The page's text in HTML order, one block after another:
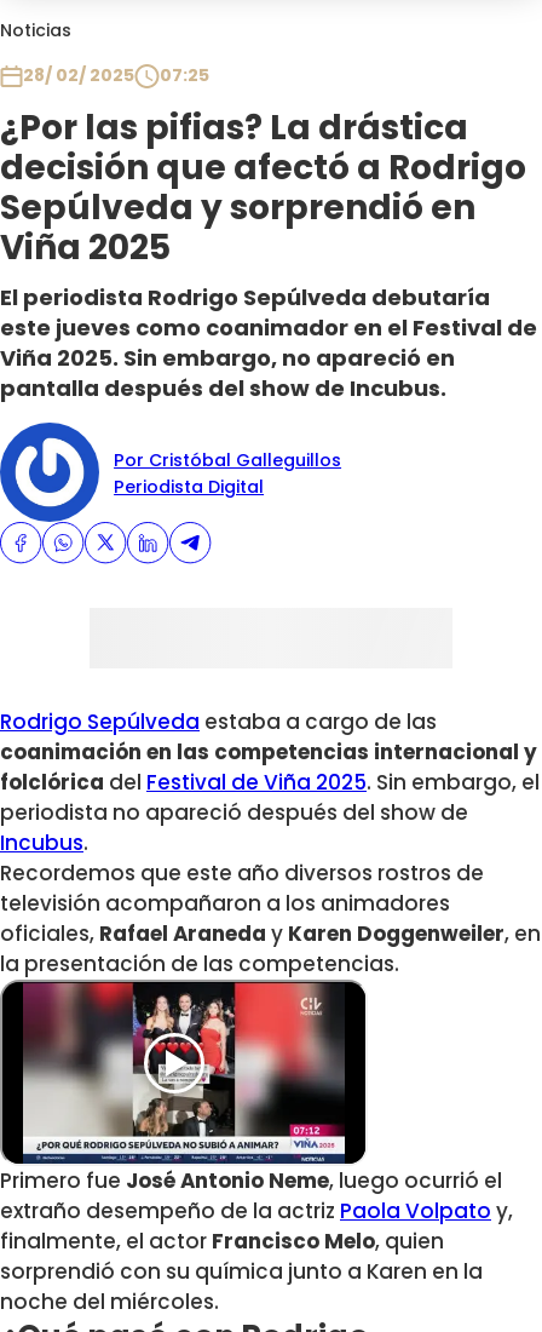
Noticias
28/ 02/ 2025
07:25
¿Por las pifias? La drástica
decisión que afectó a Rodrigo
Sepúlveda y sorprendió en
Viña 2025
El periodista Rodrigo Sepúlveda debutaría
este jueves como coanimador en el Festival de
Viña 2025. Sin embargo, no apareció en
pantalla después del show de Incubus.
Por Cristóbal Galleguillos
Periodista Digital
Rodrigo Sepúlveda estaba a cargo de las
coanimación en las competencias internacional y
folclórica del Festival de Viña 2025. Sin embargo, el
periodista no apareció después del show de
Incubus.
Recordemos que este año diversos rostros de
televisión acompañaron a los animadores
oficiales, Rafael Araneda y Karen Doggenweiler, en
la presentación de las competencias.
Primero fue José Antonio Neme, luego ocurrió el
extraño desempeño de la actriz Paola Volpato y,
finalmente, el actor Francisco Melo, quien
sorprendió con su química junto a Karen en la
noche del miércoles.
Plan Perfecto
El Tiempo
Sabingo
Todos Los Programas